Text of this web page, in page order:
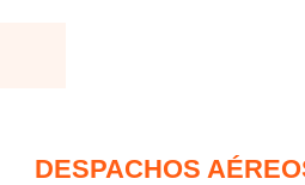
DESPACHOS